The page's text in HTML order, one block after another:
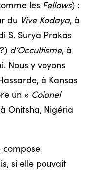
les Fellows) :
du Vive Kodaya, à
S. Surya Prakas
d’Occultisme, à
Nous y voyons
à Kansas
un « Colonel
Onitsha, Nigéria
compose
si elle pouvait